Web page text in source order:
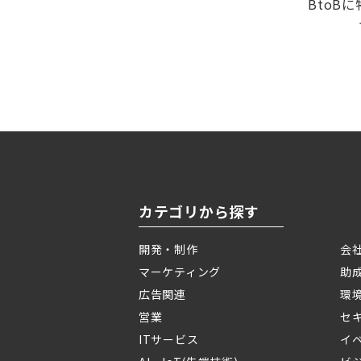
BtoBに
カテゴリから探す
開発・制作
マーケティング
広告関連
営業
ITサービス
会
助
環
セ
イ